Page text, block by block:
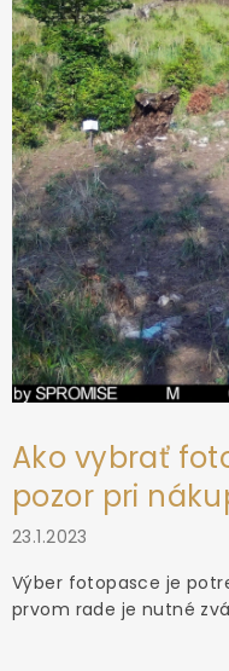
e
Ako vybrať
pozor pri
23.1.2023
Výber fotopasce je
prvom rade je nutné